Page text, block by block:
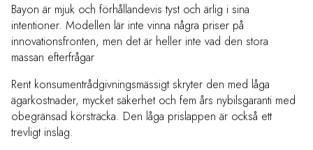
Bayon är mjuk och förhållandevis tyst och ärlig i sina
intentioner. Modellen lär inte vinna några priser på
innovationsfronten, men det är heller inte vad den stora
massan efterfrågar
Rent konsumentrådgivningsmässigt skryter den med låga
ägarkostnader, mycket säkerhet och fem års nybilsgaranti med
obegränsad körsträcka. Den låga prislappen är också ett
trevligt inslag.